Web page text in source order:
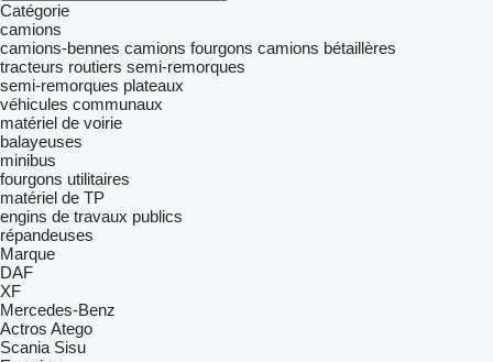
Catégorie
camions
camions-bennes camions fourgons camions bétaillères
tracteurs routiers semi-remorques
semi-remorques plateaux
véhicules communaux
matériel de voirie
balayeuses
minibus
fourgons utilitaires
matériel de TP
engins de travaux publics
répandeuses
Marque
DAF
XF
Mercedes-Benz
Actros Atego
Scania Sisu